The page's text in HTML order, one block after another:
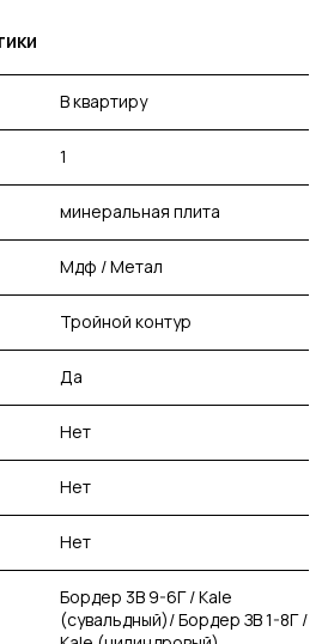
В квартиру
1
минеральная плита
Мдф / Метал
Тройной контур
Да
Нет
Нет
Нет
Бордер 3В 9-6Г / Kale
(сувальдный)/ Бордер ЗВ 1-8Г /